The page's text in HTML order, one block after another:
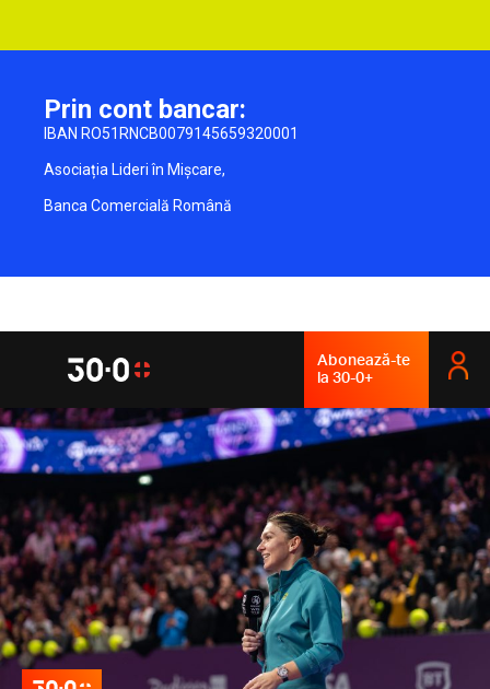
Prin cont bancar:
IBAN RO51RNCB0079145659320001
Asociația Lideri în Mișcare,
Banca Comercială Română
Abonează-te
la 30-0+